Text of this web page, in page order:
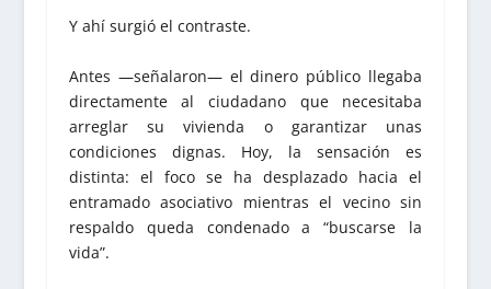
Y ahí surgió el contraste.
Antes —señalaron— el dinero público llegaba
directamente al ciudadano que necesitaba
arreglar su vivienda o garantizar unas
condiciones dignas. Hoy, la sensación es
distinta: el foco se ha desplazado hacia el
entramado asociativo mientras el vecino sin
respaldo queda condenado a “buscarse la
vida”.